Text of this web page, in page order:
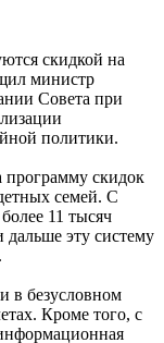
скидкой на
министр
Совета при
политики.
программу скидок
семей. С
11 тысяч
дальше эту систему
в безусловном
Кроме того, с